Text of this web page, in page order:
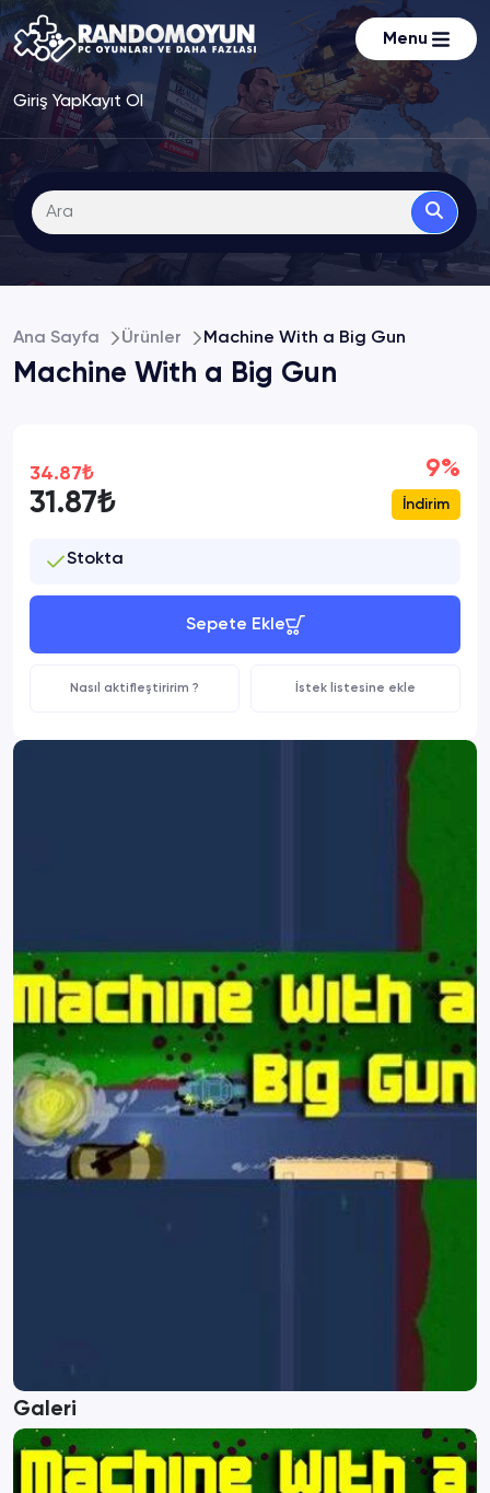
Menu
Giriş YapKayıt Ol
Ana Sayfa Ürünler Machine With a Big Gun
Machine With a Big Gun
Galeri
34.87₺
31.87₺
9%
İndirim
Stokta
Sepete Ekle
Nasıl aktifleştiririm ? İstek listesine ekle